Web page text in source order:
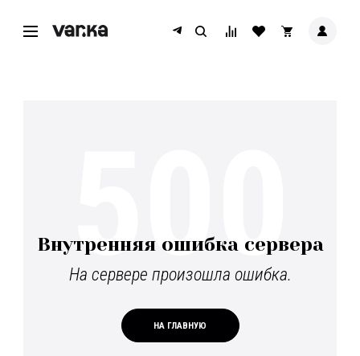
Внутренняя ошибка сервера
На сервере произошла ошибка.
НА ГЛАВНУЮ
500